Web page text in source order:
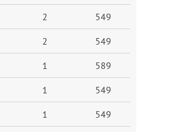
2 549
2 549
1 589
1 549
1 549